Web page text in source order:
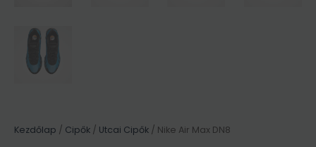
Kezdőlap / Cipők / Utcai Cipők / Nike Air Max DN8